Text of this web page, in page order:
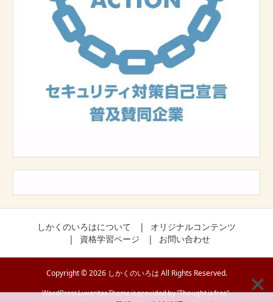
しかくのいろはについて
オリジナルコンテンツ
資格学習ページ
お問い合わせ
Copyright ©2026 しかくのいろは All Rights Reserved.
WordPress Luxeritas Theme is provided by "Thought is free".